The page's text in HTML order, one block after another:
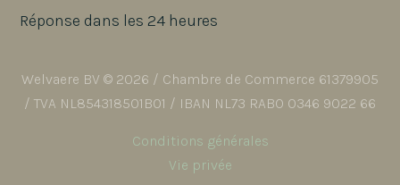
Réponse dans les 24 heures
Welvaere BV © 2026 / Chambre de Commerce 61379905
/ TVA NL854318501B01 / IBAN NL73 RABO 0346 9022 66
Conditions générales
Vie privée